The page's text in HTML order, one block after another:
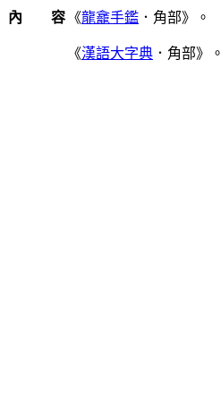
內 容 《龍龕手鑑 ．角部》。
《漢語大字典 ．角部》。